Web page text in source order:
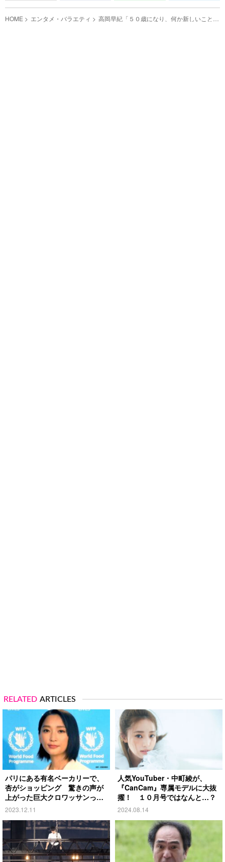
HOME エンタメ・バラエティ 高岡早紀「５０歳になり、何か新しいことを
始めたいと思い…」 YouTube初投稿の動画
RELATED ARTICLES
パリにある有名ベーカリーで、
杏がショッピング 驚きの声が
上がった巨大クロワッサンっ
て？
2023.12.11
人気YouTuber・中町綾が、
『CanCam』専属モデルに大抜
擢！ １０月号ではなんと…？
2024.08.14